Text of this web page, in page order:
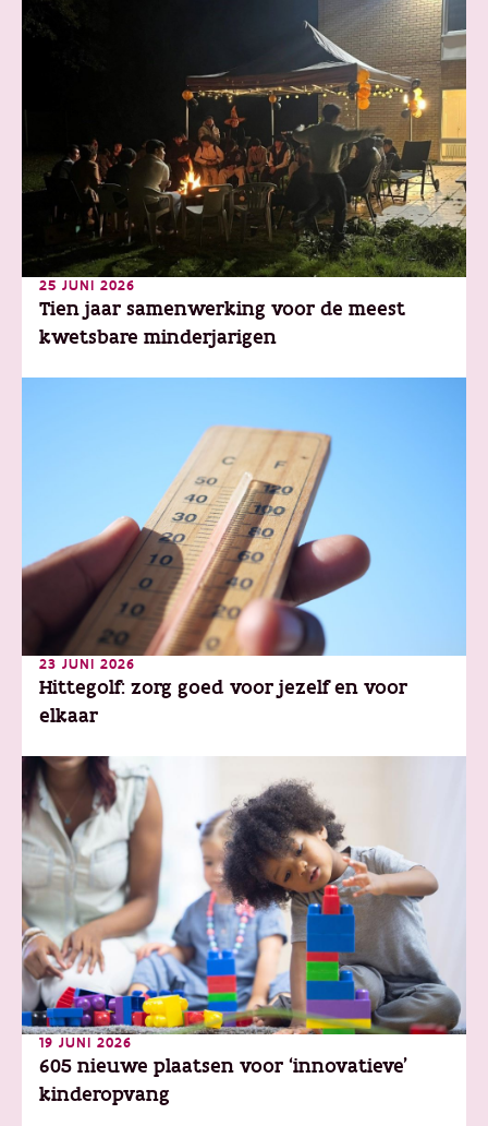
25 JUNI 2026
Tien jaar samenwerking voor de meest
kwetsbare minderjarigen
23 JUNI 2026
Hittegolf: zorg goed voor jezelf en voor
elkaar
19 JUNI 2026
605 nieuwe plaatsen voor ‘innovatieve’
kinderopvang